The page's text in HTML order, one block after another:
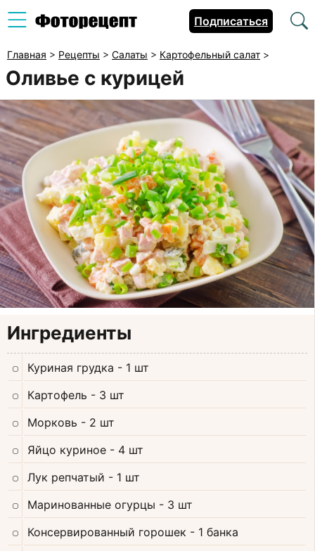
Подписаться
Главная > Рецепты > Салаты > Картофельный салат >
Оливье с курицей
Ингредиенты
Куриная грудка - 1 шт
Картофель - 3 шт
Морковь - 2 шт
Яйцо куриное - 4 шт
Лук репчатый - 1 шт
Маринованные огурцы - 3 шт
Консервированный горошек - 1 банка